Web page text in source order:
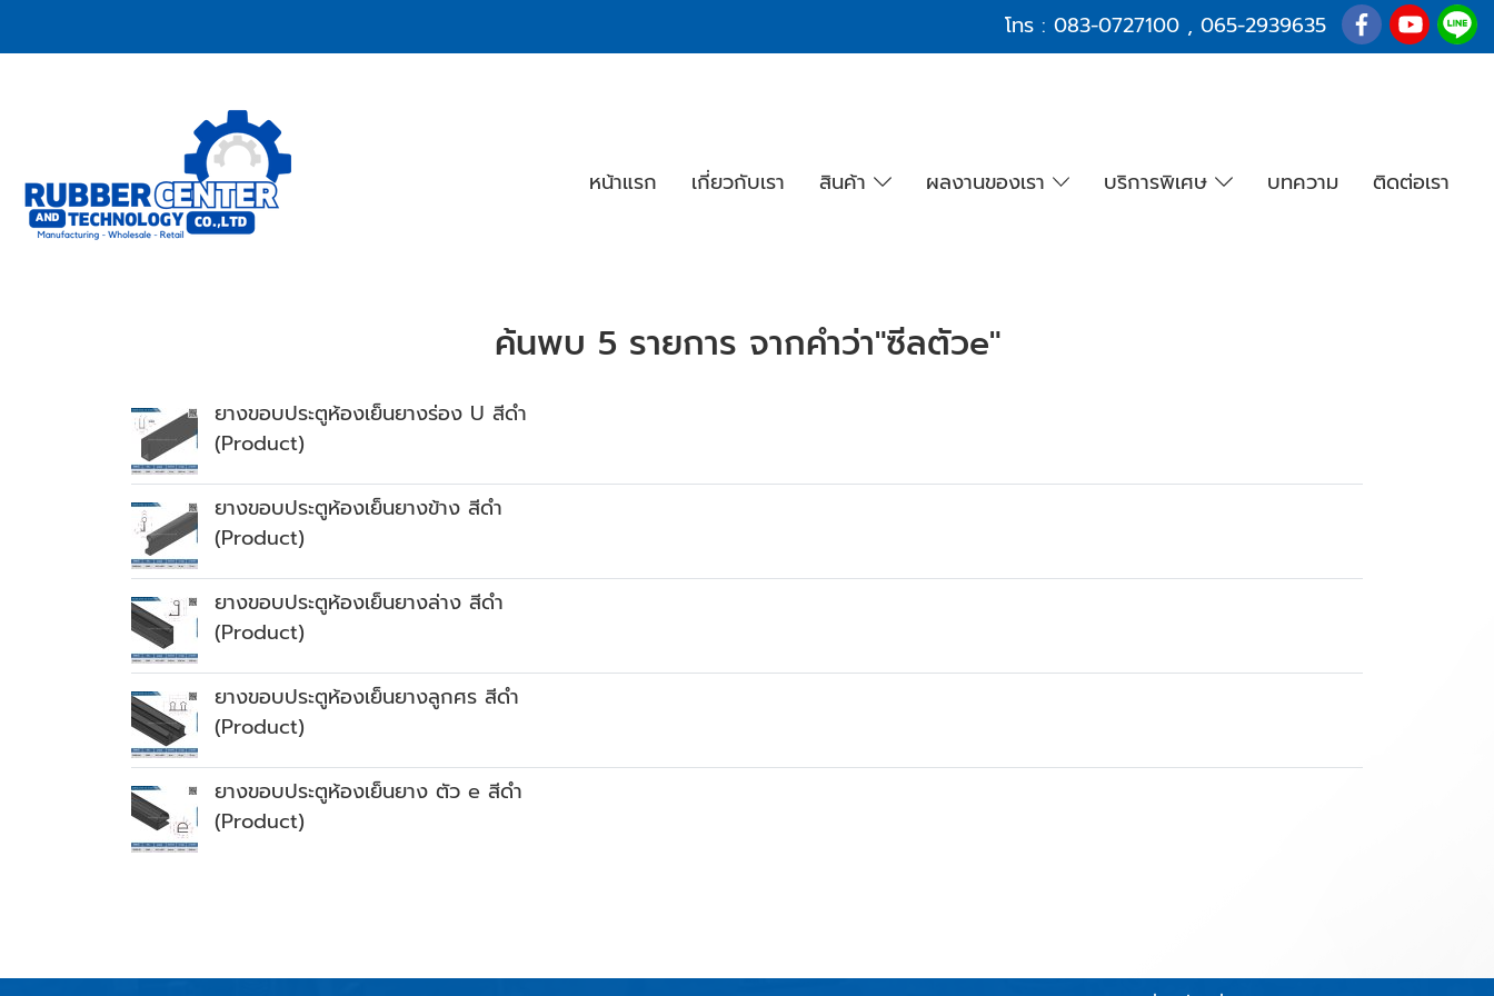
โทร : 083-0727100 , 065-2939635
หน้าแรก เกี่ยวกับเรา สินค้า ผลงานของเรา บริการพิเศษ บทความ ติดต่อเรา
ค้นพบ 5 รายการ จากคำว่า"ซีลตัวe"
ยางขอบประตูห้องเย็นยางร่อง U สีดำ
(Product)
ยางขอบประตูห้องเย็นยางข้าง สีดำ
(Product)
ยางขอบประตูห้องเย็นยางล่าง สีดำ
(Product)
ยางขอบประตูห้องเย็นยางลูกศร สีดำ
(Product)
ยางขอบประตูห้องเย็นยาง ตัว e สีดำ
(Product)